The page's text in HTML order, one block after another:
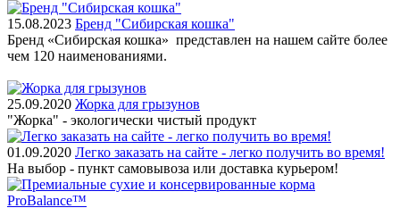
15.08.2023 Бренд "Сибирская кошка"
Бренд «Сибирская кошка» представлен на нашем сайте более
чем 120 наименованиями.
25.09.2020 Жорка для грызунов
"Жорка" - экологически чистый продукт
01.09.2020 Легко заказать на сайте - легко получить во время!
На выбор - пункт самовывоза или доставка курьером!